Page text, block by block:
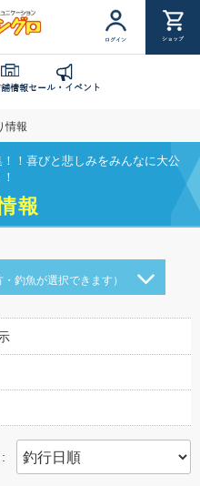
ログイン ショップ
舗情報セール・イベント
情報
！喜びと悲しみをみんなに大公
報
・釣魚が選択できます）